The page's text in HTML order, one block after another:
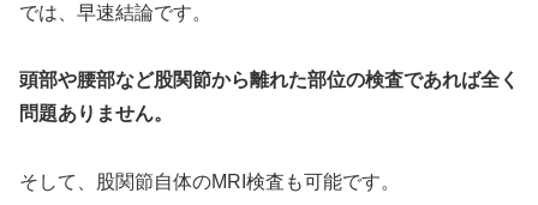
では、早速結論です。
頭部や腰部など股関節から離れた部位の検査であれば全く
問題ありません。
そして、股関節自体のMRI検査も可能です。